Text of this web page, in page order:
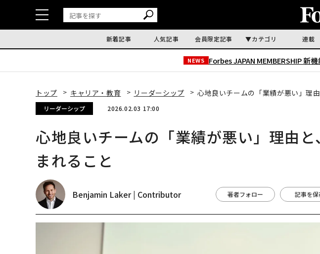
新着記事 人気記事 会員限定記事 カテゴリ 連載
NEWS Forbes JAPAN MEMBERSHIP 新機
トップ キャリア・教育 リーダーシップ 心地良いチームの「業績が悪い」理
リーダーシップ 2026.02.03 17:00
心地良いチームの「業績が悪い」理由
まれること
Benjamin Laker | Contributor 著者フォロー 記事を保